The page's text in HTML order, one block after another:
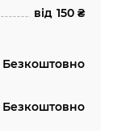
від 150 ₴
Безкоштовно
Безкоштовно